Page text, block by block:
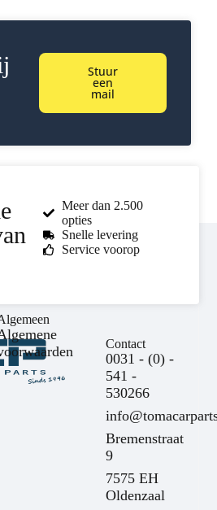
Stuur
een
mail
Meer dan 2.500
opties
Snelle levering
Service voorop
Contact
0031 - (0) -
541 -
530266
Bremenstraat
9
7575 EH
Oldenzaal